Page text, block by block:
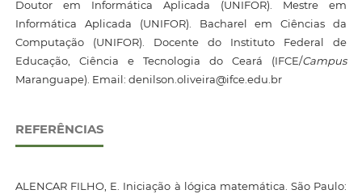
Doutor em Informática Aplicada (UNIFOR). Mestre em
Informática Aplicada (UNIFOR). Bacharel em Ciências da
Computação (UNIFOR). Docente do Instituto Federal de
Educação, Ciência e Tecnologia do Ceará (IFCE/Campus
Maranguape). Email: denilson.oliveira@ifce.edu.br
REFERÊNCIAS
ALENCAR FILHO, E. Iniciação à lógica matemática. São Paulo: